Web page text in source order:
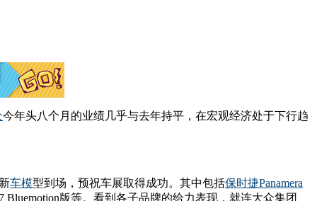
今年头八个月的业绩几乎与去年持平，在宏观经济处于下行趋
车模型到场，预祝车展取得成功。其中包括保时捷Panamera
Bluemotion版等。看到各子品牌的给力表现，就连大众集团